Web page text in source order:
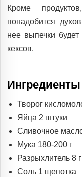
Кроме
понадобится
нее выпечки
кексов.
Ингредиенты
Творог
Яйца 2 штуки
Сливочное
Мука 180-200 г
Разрыхлитель 8 г
Соль 1 щепотка